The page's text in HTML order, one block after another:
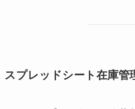
スプレッドシート在庫管